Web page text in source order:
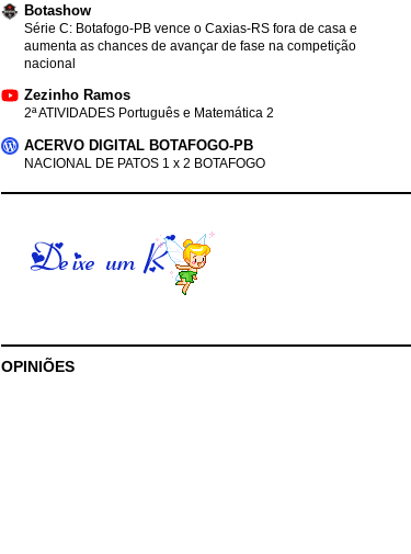
Botashow
Série C: Botafogo-PB vence o Caxias-RS fora de casa e
aumenta as chances de avançar de fase na competição
nacional
Zezinho Ramos
2ª ATIVIDADES Português e Matemática 2
ACERVO DIGITAL BOTAFOGO-PB
NACIONAL DE PATOS 1 x 2 BOTAFOGO
OPINIÕES